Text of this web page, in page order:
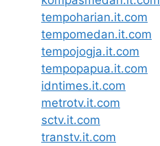
tempoharian.it.com
tempomedan.it.com
tempojogja.it.com
tempopapua.it.com
idntimes.it.com
metrotv.it.com
sctv.it.com
transtv.it.com